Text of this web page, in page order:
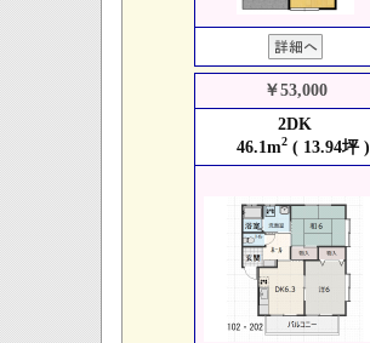
￥53,000
2DK
46.1m2 ( 13.94坪 )